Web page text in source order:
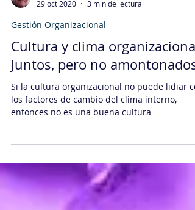
Daniel Sachi
Gestión Organizacional
Cultura y clima organizacional:
Juntos, pero no amontonados
Si la cultura organizacional no puede lidiar
entonces no es una buena cultura